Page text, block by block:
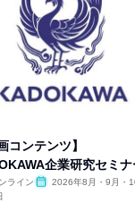
コンテンツ】
企業研究セミナ
ライン
2026年8月・9月・